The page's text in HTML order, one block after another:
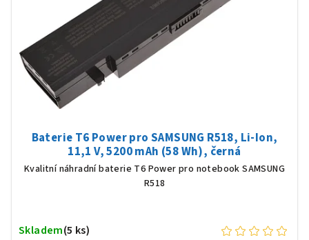
Baterie T6 Power pro SAMSUNG R518, Li-Ion,
11,1 V, 5200 mAh (58 Wh), černá
Kvalitní náhradní baterie T6 Power pro notebook SAMSUNG
R518
Skladem(5 ks)